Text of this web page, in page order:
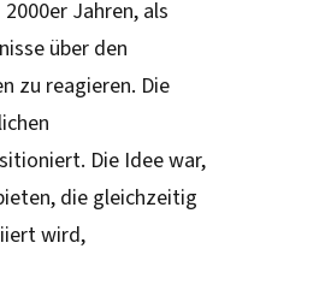
Jahren, als
über den
zu reagieren. Die
Die Idee war,
die gleichzeitig
wird,